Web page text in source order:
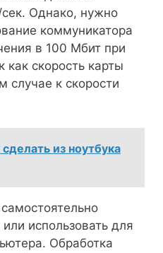
Однако, нужно
коммуникатора
в 100 Мбит при
как скорость карты
случае к скорости
сделать из ноутбука
использовать для
Обработка